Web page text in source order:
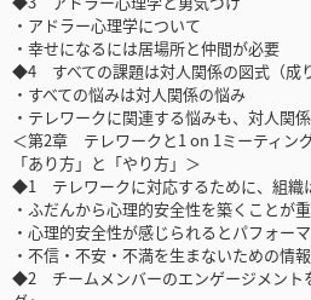
・アドラー心理学について
・幸せになるには居場所と仲間が必要
◆4 すべての課題は対人関係の図式（成
・すべての悩みは対人関係の悩み
・テレワークに関連する悩みも、対人関
＜第2章 テレワークと1 on 1ミーティン
「あり方」と「やり方」＞
◆1 テレワークに対応するために、組織
・ふだんから心理的安全性を築くことが
・心理的安全性が感じられるとパフォー
・不信・不安・不満を生まないための情
◆2 チームメンバーのエンゲージメント